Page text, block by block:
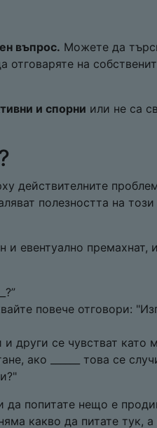
въпрос. Можете да
отговаряте на
и спорни или не са
действителните
полезността на този
евентуално премахнат,
повече отговори:
други се чувстват като
ако ______ това се
попитате нещо е
какво да питате тук,